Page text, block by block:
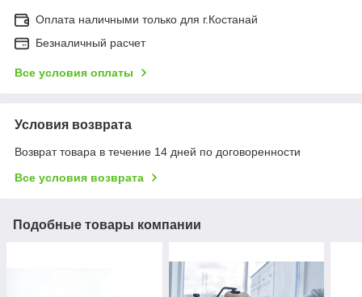
Оплата наличными только для г.Костанай
Безналичный расчет
Все условия оплаты
Условия возврата
Возврат товара в течение 14 дней по договоренности
Все условия возврата
Подобные товары компании